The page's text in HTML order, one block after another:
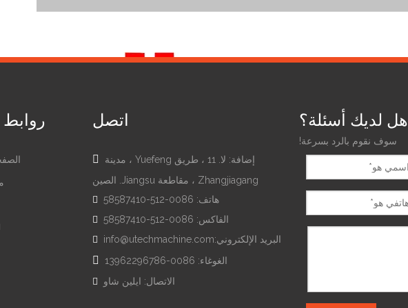
نفس المستوى من
اتصل
إضافة: لا. 11 ، طريق Yuefeng ، مدينة 
Zhangjiagang ، مقاطعة Jiangsu. الصين
هاتف: 0086-512-58587410

الفاكس: 0086-512-58587410 
البريد الإلكتروني:info@utechmachine.com

الغوغاء: 0086-13962296786 
الاتصال: ايلين شاو 
هل لديك أسئلة؟
سوف نقوم بالرد بسرعة!